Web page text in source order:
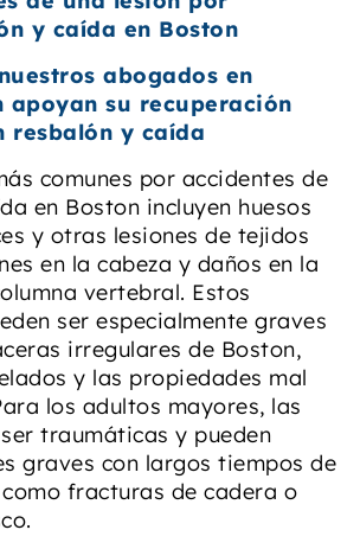
y caída en Boston
abogados en
apoyan su recuperación
resbalón y caída
comunes por accidentes de
en Boston incluyen huesos
y otras lesiones de tejidos
en la cabeza y daños en la
vertebral. Estos
ser especialmente graves
irregulares de Boston,
y las propiedades mal
los adultos mayores, las
traumáticas y pueden
graves con largos tiempos de
fracturas de cadera o